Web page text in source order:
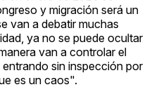
y migración será un
van a debatir muchas
ya no se puede ocultar
van a controlar el
sin inspección por
es un caos".